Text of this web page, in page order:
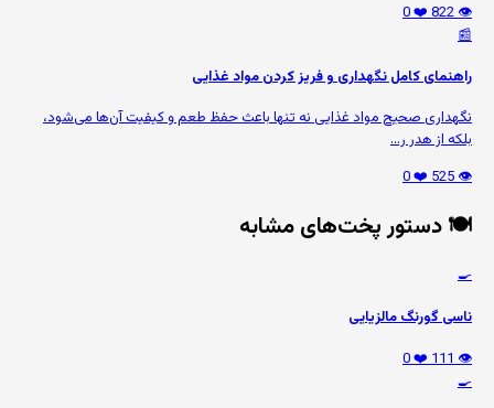
👁️ 822
❤️ 0
📰
راهنمای کامل نگهداری و فریز کردن مواد غذایی
نگهداری صحیح مواد غذایی نه تنها باعث حفظ طعم و کیفیت آن‌ها می‌شود،
بلکه از هدر ر...
👁️ 525
❤️ 0
🍽️ دستور پخت‌های مشابه
🍳
ناسی گورنگ مالزیایی
👁️ 111
❤️ 0
🍳